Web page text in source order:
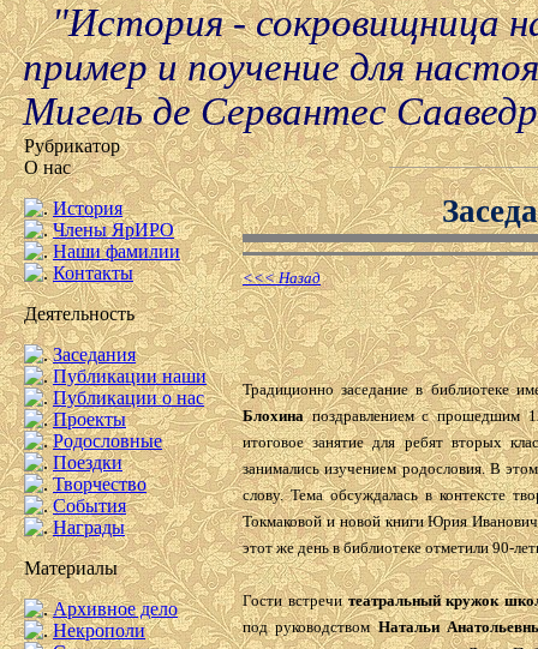
"История - сокровищница
пример и поучение для
Мигель де Сервантес
Рубрикатор
О нас
История
Члены ЯрИРО
Наши фамилии
Контакты
Деятельность
Заседания
Публикации наши
Публикации о нас
Проекты
Родословные
Поездки
Творчество
События
Награды
Материалы
Архивное дело
Некрополи
<<< Назад
Традиционно заседание в библиотеке
Блохинапоздравлением с прошедшим
итоговое занятие для ребят вторых
занимались изучением родословия. В
слову. Тема обсуждалась в контексте
Токмаковой и новой книги Юрия
этот же день в библиотеке отметили 90-
Гости встречитеатральный кружок
под руководствомНатальи